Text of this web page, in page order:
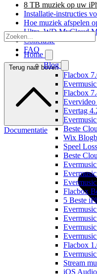
Home
Blog
Flacbox
Flacbox
Evervideo
Evertag
Beste
Wix
Speel
Beste
Flacbox
5 Beste
Flacbox
Stream
iOS
8 TB muziek op uw
Installatie-instructies
Hoe muziek afspelen
Ultra, WD MyCloud
Conclusie
FAQ
Terug naar boven
Documentatie